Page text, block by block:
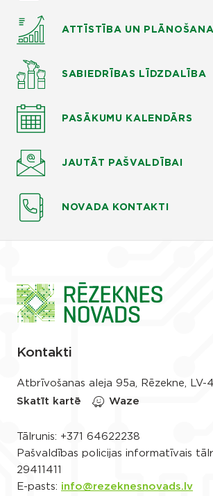
ATTĪSTĪBA UN PLĀNOŠANA
SABIEDRĪBAS LĪDZDALĪBA
PASĀKUMU KALENDĀRS
JAUTĀT PAŠVALDĪBAI
NOVADA KONTAKTI
Kontakti
Atbrīvošanas aleja 95a, Rēzekne, LV-
Skatīt kartē
Waze
Tālrunis: +371 64622238
Pašvaldības policijas informatīvais
29411411
E-pasts: info@rezeknesnovads.lv